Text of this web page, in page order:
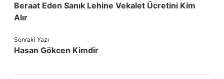
Beraat Eden Sanık Lehine Vekalet Ücretini Kim
Alır
Sonraki Yazı
Hasan Gökcen Kimdir